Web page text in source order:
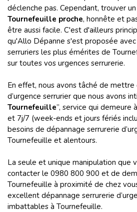
déclenche pas. Cependant, trouver un
Tournefeuille proche, honnête et
être aussi facile. C'est d'ailleurs
qu'Allo Dépanne s'est proposée
serruriers les plus émérites de
sur toutes vos urgences serrurerie.
En effet, nous avons tâché de mettre
d’urgence serrurier que nous avons
Tournefeuille”, service qui
et 7j/7 (week-ends et jours fériés
besoins de dépannage serrurerie
Tournefeuille et alentours.
La seule et unique manipulation que
contacter le 0980 800 900 et de
Tournefeuille à proximité de chez
excellent dépannage serrurerie
imbattables à Tournefeuille.